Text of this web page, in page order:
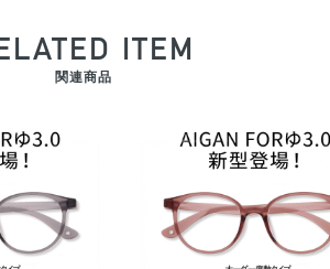
ITEM
関連商品